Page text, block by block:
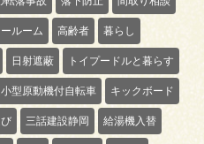
ルーム 高齢者 暮らし
日射遮蔽 トイプードルと暮らす
型原動機付自転車 キックボード
三話建設静岡 給湯機入替